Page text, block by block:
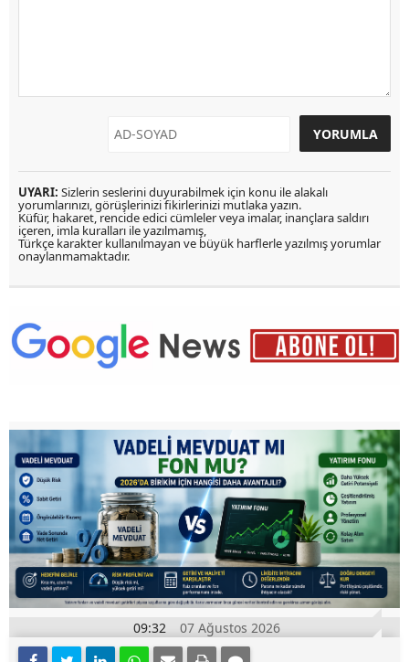
UYARI: Sizlerin seslerini duyurabilmek için konu ile alakalı
yorumlarınızı, görüşlerinizi fikirlerinizi mutlaka yazın.
Küfür, hakaret, rencide edici cümleler veya imalar, inançlara saldırı
içeren, imla kuralları ile yazılmamış,
Türkçe karakter kullanılmayan ve büyük harflerle yazılmış yorumlar
onaylanmamaktadır.
09:32 07 Ağustos 2026